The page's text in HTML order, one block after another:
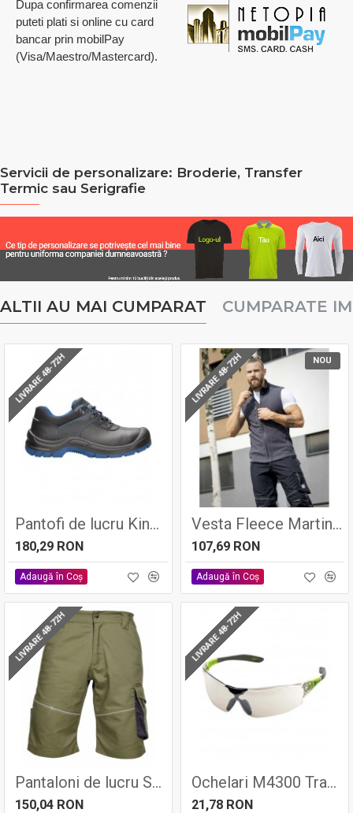
Dupa confirmarea comenzii
puteti plati si online cu card
bancar prin mobilPay
(Visa/Maestro/Mastercard).
Servicii de personalizare: Broderie, Transfer
Termic sau Serigrafie
ALTII AU MAI CUMPARAT CUMPARATE
LIVRARE 48-72H
Pantofi de lucru Kinglow S3 - Ardon
180,29 RON
Adaugă în Coş
LIVRARE 48-72H NOU
Vesta Fleece Martin Gri Inchis
107,69 RON
Adaugă în Coş
LIVRARE 48-72H
Pantaloni de lucru SUMMER Kaki, tercot 65/35, 200gr/mp - ARDON
150,04 RON
LIVRARE 48-72H
Ochelari M4300 Transp
21,78 RON